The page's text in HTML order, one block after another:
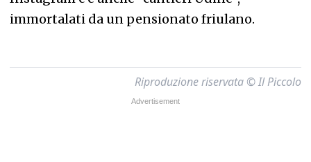
immortalati da un pensionato friulano.
Riproduzione riservata © Il Piccolo